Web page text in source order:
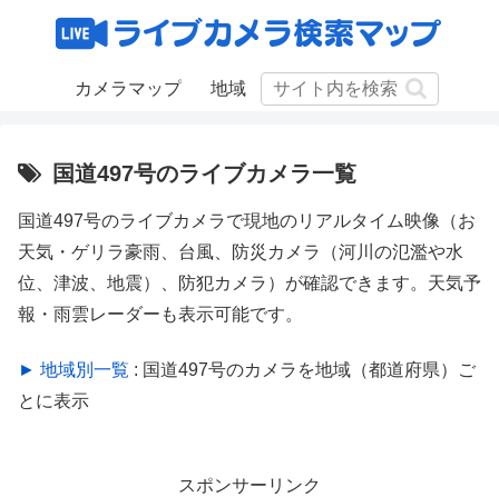
カメラマップ 地域
国道497号のライブカメラ一覧
国道497号のライブカメラで現地のリアルタイム映像（お
天気・ゲリラ豪雨、台風、防災カメラ（河川の氾濫や水
位、津波、地震）、防犯カメラ）が確認できます。天気予
報・雨雲レーダーも表示可能です。
► 地域別一覧 : 国道497号のカメラを地域（都道府県）ご
とに表示
スポンサーリンク